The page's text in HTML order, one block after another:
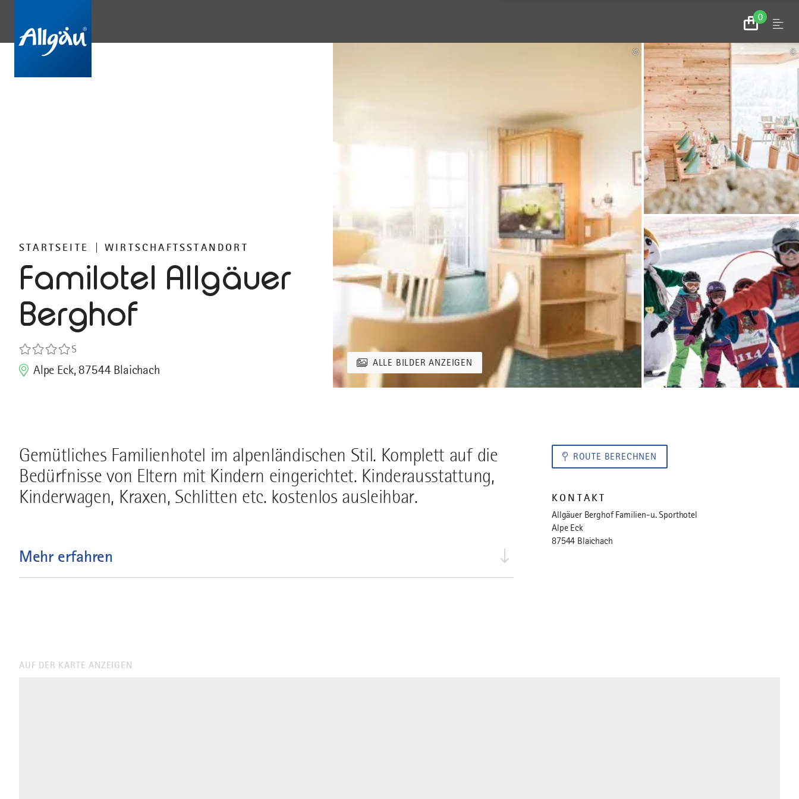
0
Zum
Warenkorb
Menu
STARTSEITE WIRTSCHAFTSSTANDORT
Familotel Allgäuer
Berghof
S
Alpe Eck, 87544 Blaichach ALLE BILDER ANZEIGEN
© ©
©
Gemütliches Familienhotel im alpenländischen Stil. Komplett auf die
Bedürfnisse von Eltern mit Kindern eingerichtet. Kinderausstattung,
Kinderwagen, Kraxen, Schlitten etc. kostenlos ausleihbar.
Mehr erfahren
ROUTE BERECHNEN
KONTAKT
Allgäuer Berghof Familien-u. Sporthotel
Alpe Eck
87544 Blaichach
AUF DER KARTE ANZEIGEN